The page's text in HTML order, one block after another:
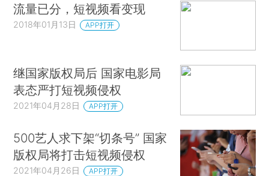
流量已分，短视频看变现
2018年01月13日 APP打开
继国家版权局后 国家电影局
表态严打短视频侵权
2021年04月28日 APP打开
500艺人求下架“切条号” 国家
版权局将打击短视频侵权
2021年04月26日 APP打开